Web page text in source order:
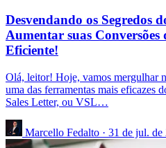
Desvendando os Segredos
Aumentar suas Conversões
Eficiente!
Olá, leitor! Hoje, vamos mergulhar
uma das ferramentas mais eficazes
Sales Letter, ou VSL…
Marcello Fedalto · 31 de jul. de